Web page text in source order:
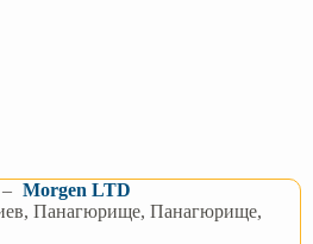
– Morgen LTD
Панагюрище, Панагюрище,